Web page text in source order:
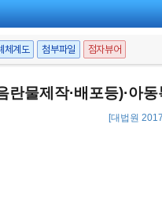
체계도 첨부파일 점자뷰어
물제작·배포등)·아
[대법원